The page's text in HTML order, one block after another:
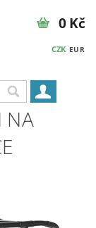
CZK EUR
0 Kč
NA